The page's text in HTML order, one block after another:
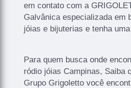
em contato com a
Galvânica especializada em
jóias e bijuterias e tenha
Para quem busca onde
ródio jóias Campinas, Saiba
Grupo Grigoletto você